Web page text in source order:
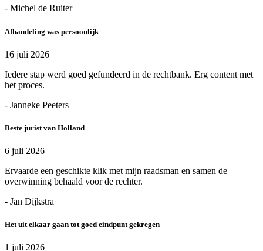
- Michel de Ruiter
Afhandeling was persoonlijk
16 juli 2026
Iedere stap werd goed gefundeerd in de rechtbank. Erg content met
het proces.
- Janneke Peeters
Beste jurist van Holland
6 juli 2026
Ervaarde een geschikte klik met mijn raadsman en samen de
overwinning behaald voor de rechter.
- Jan Dijkstra
Het uit elkaar gaan tot goed eindpunt gekregen
1 juli 2026